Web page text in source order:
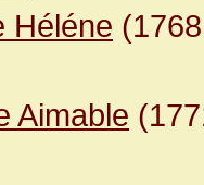
Héléne
Aimable